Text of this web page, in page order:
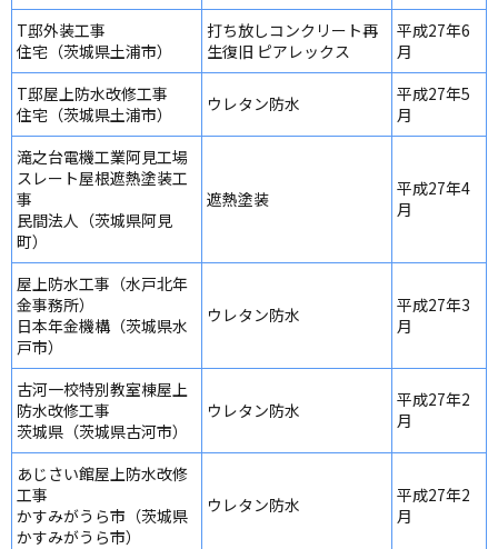
T邸外装工事
住宅（茨城県土浦市）
打ち放しコンクリート再
生復旧 ピアレックス
平成27年6
月
T邸屋上防水改修工事
住宅（茨城県土浦市）
ウレタン防水
平成27年5
月
滝之台電機工業阿見工場
スレート屋根遮熱塗装工
事
民間法人（茨城県阿見
町）
遮熱塗装
平成27年4
月
屋上防水工事（水戸北年
金事務所）
日本年金機構（茨城県水
戸市）
ウレタン防水
平成27年3
月
古河一校特別教室棟屋上
防水改修工事
茨城県（茨城県古河市）
ウレタン防水
平成27年2
月
あじさい館屋上防水改修
工事
かすみがうら市（茨城県
かすみがうら市）
ウレタン防水
平成27年2
月